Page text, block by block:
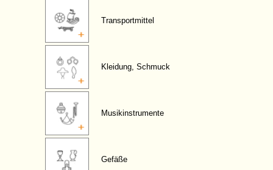
Transportmittel
Kleidung, Schmuck
Musikinstrumente
Gefäße